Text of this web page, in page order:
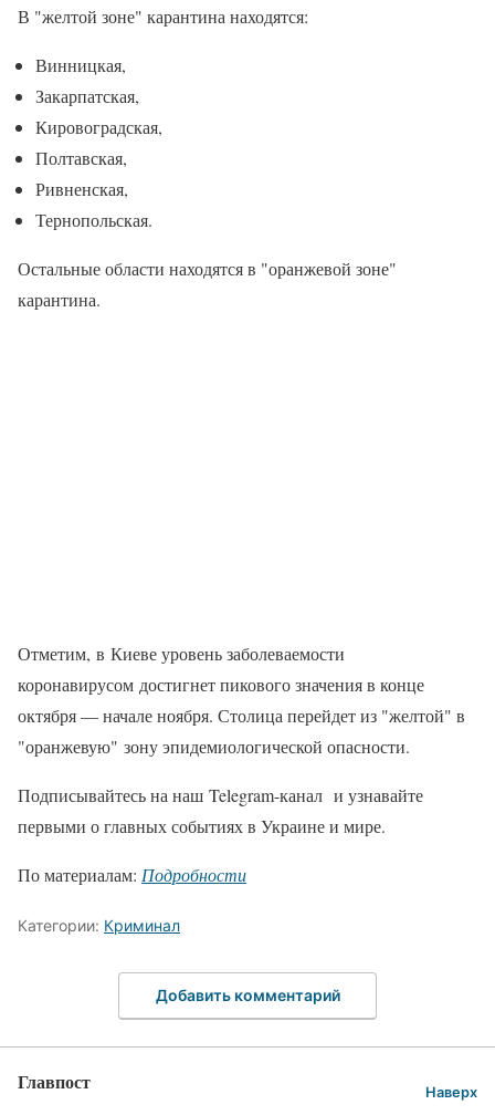
В "желтой зоне" карантина находятся:
Винницкая,
Закарпатская,
Кировоградская,
Полтавская,
Ривненская,
Тернопольская.
Остальные области находятся в "оранжевой зоне"
карантина.
Отметим, в Киеве уровень заболеваемости
коронавирусом достигнет пикового значения в конце
октября — начале ноября. Столица перейдет из "желтой" в
"оранжевую" зону эпидемиологической опасности.
Подписывайтесь на наш Telegram-канал и узнавайте
первыми о главных событиях в Украине и мире.
По материалам: Подробности
Категории: Криминал
Добавить комментарий
Главпост Наверх